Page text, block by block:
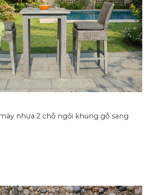
nhựa 2 chỗ ngồi khung gỗ sang